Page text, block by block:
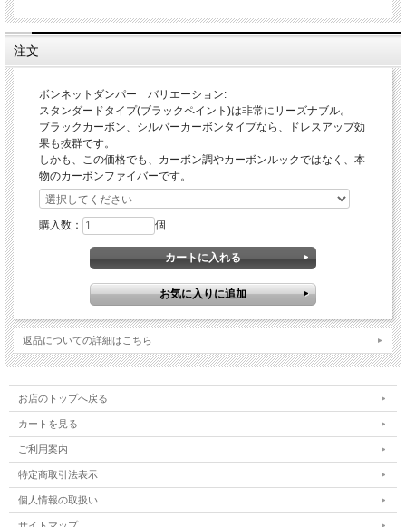
注文
ボンネットダンパー バリエーション:
スタンダードタイプ(ブラックペイント)は非常にリーズナブル。
ブラックカーボン、シルバーカーボンタイプなら、ドレスアップ効
果も抜群です。
しかも、この価格でも、カーボン調やカーボンルックではなく、本
物のカーボンファイバーです。
購入数： 個
返品についての詳細はこちら
お店のトップへ戻る
カートを見る
ご利用案内
特定商取引法表示
個人情報の取扱い